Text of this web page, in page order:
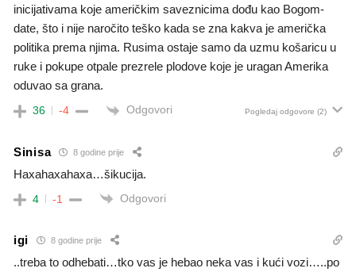
inicijativama koje američkim saveznicima dođu kao Bogom-
date, što i nije naročito teško kada se zna kakva je američka
politika prema njima. Rusima ostaje samo da uzmu košaricu u
ruke i pokupe otpale prezrele plodove koje je uragan Amerika
oduvao sa grana.
36 -4 Odgovori Pogledaj odgovore (2)
Sinisa 8 godine prije
Haxahaxahaxa…šikucija.
4 -1 Odgovori
igi 8 godine prije
..treba to odhebati…tko vas je hebao neka vas i kući vozi…..po